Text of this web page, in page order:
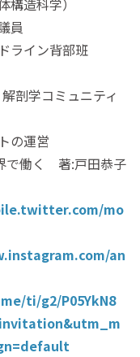
科学）
員
イン背部班
コミュニティ
運営
で働く 著:戸田恭子
mo
an
ti/g2/P05YkN8